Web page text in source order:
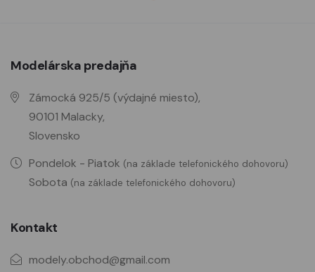
Modelárska predajňa
Zámocká 925/5 (výdajné miesto),
90101 Malacky,
Slovensko
Pondelok - Piatok (na základe telefonického dohovoru)
Sobota (na základe telefonického dohovoru)
Kontakt
modely.obchod@gmail.com